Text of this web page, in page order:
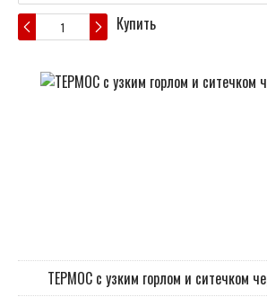
Купить
ТЕРМОС с узким горлом и ситечком